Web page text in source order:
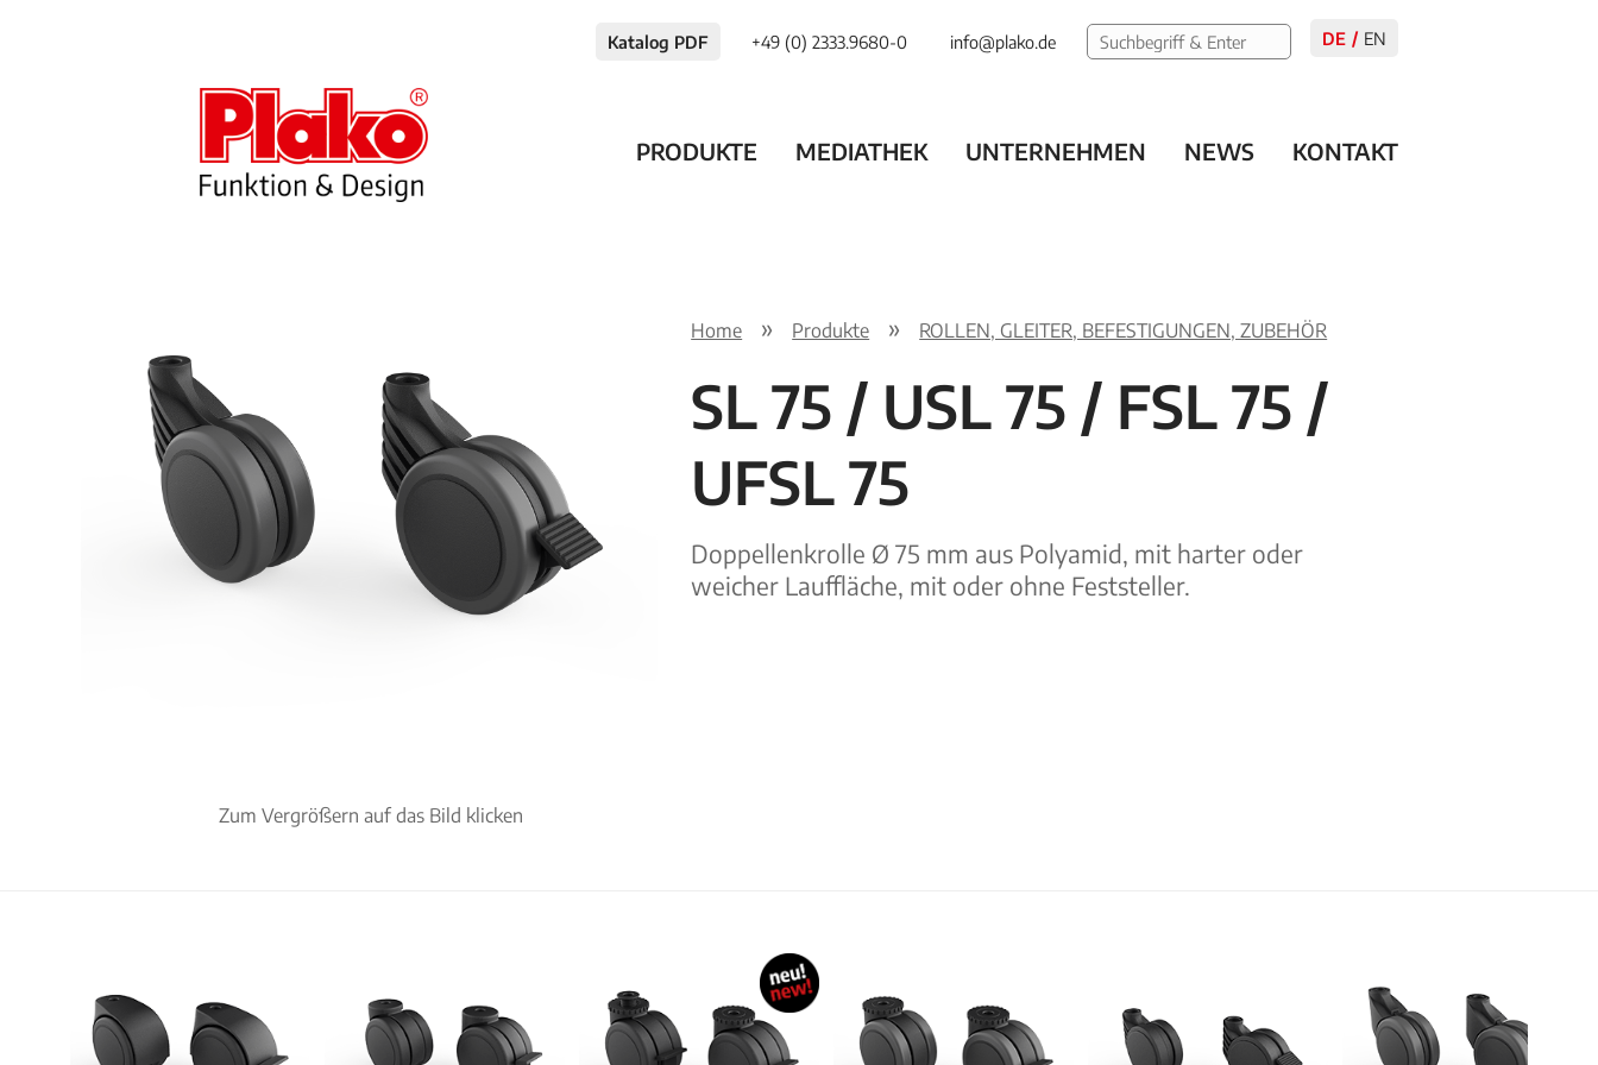
Katalog PDF +49 (0) 2333.9680-0 info@plako.de DE EN
PRODUKTE MEDIATHEK UNTERNEHMEN NEWS KONTAKT
Zum Vergrößern auf das Bild klicken
Home Produkte ROLLEN, GLEITER, BEFESTIGUNGEN, ZUBEHÖR
SL 75 / USL 75 / FSL 75 /
UFSL 75
Doppellenkrolle Ø 75 mm aus Polyamid, mit harter oder
weicher Lauffläche, mit oder ohne Feststeller.